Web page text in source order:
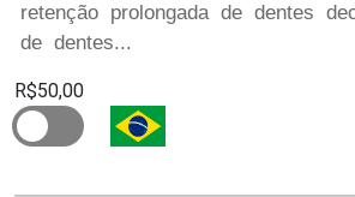
retenção prolongada de dentes
de dentes...
R$50,00